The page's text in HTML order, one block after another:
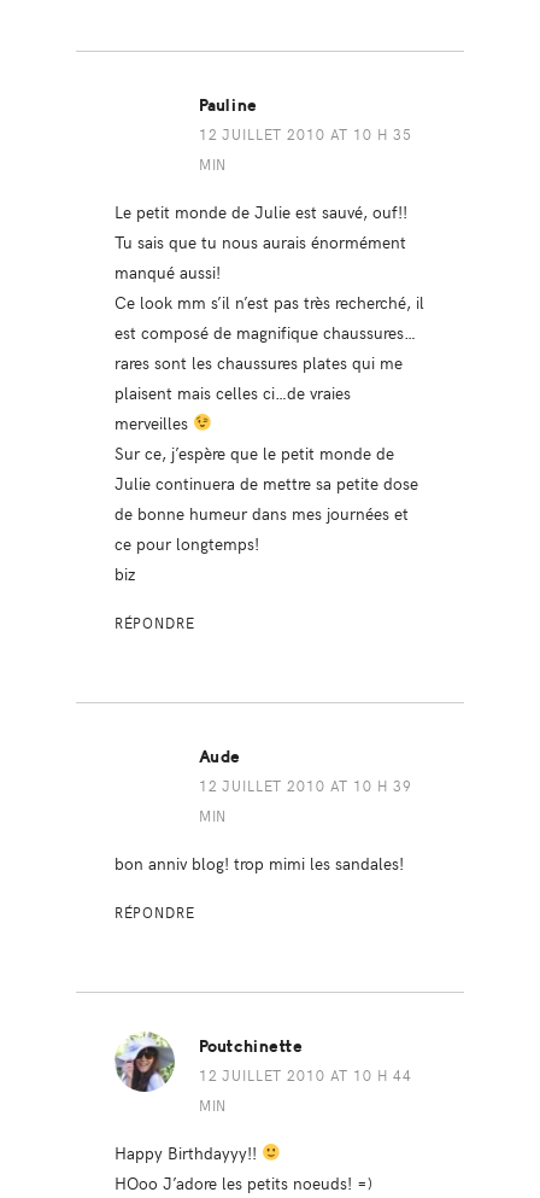
Pauline
12 JUILLET 2010 AT 10 H 35
MIN
Le petit monde de Julie est sauvé, ouf!!
Tu sais que tu nous aurais énormément
manqué aussi!
Ce look mm s’il n’est pas très recherché, il
est composé de magnifique chaussures…
rares sont les chaussures plates qui me
plaisent mais celles ci…de vraies
merveilles
Sur ce, j’espère que le petit monde de
Julie continuera de mettre sa petite dose
de bonne humeur dans mes journées et
ce pour longtemps!
biz
RÉPONDRE
Aude
12 JUILLET 2010 AT 10 H 39
MIN
bon anniv blog! trop mimi les sandales!
RÉPONDRE
Poutchinette
12 JUILLET 2010 AT 10 H 44
MIN
Happy Birthdayyy!!
HOoo J’adore les petits noeuds! =)